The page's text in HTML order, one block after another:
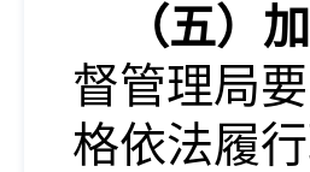
（五）
督管理局
格依法履